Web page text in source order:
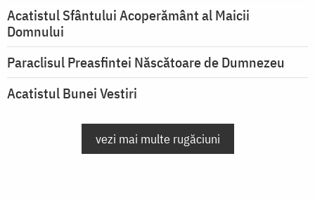
Acatistul Sfântului Acoperământ al Maicii
Domnului
Paraclisul Preasfintei Născătoare de Dumnezeu
Acatistul Bunei Vestiri
vezi mai multe rugăciuni